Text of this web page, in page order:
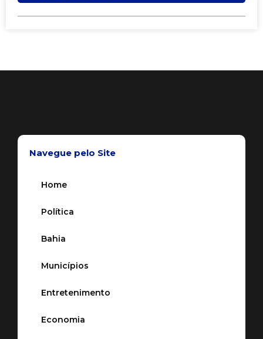
Navegue pelo Site
Home
Política
Bahia
Municípios
Entretenimento
Economia